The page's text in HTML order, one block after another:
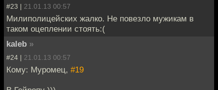
#23 | 21.01.13 00:57
Милиполицейских жалко. Не повезло мужикам в
таком оцеплении стоять:(
kaleb »
#24 | 21.01.13 00:57
Кому: Муромец, #19